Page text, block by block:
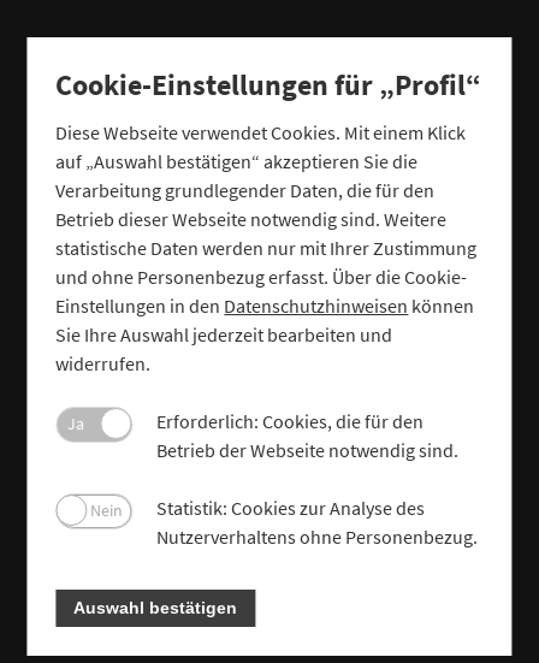
Cookie-Einstellungen für „Profil“
Diese Webseite verwendet Cookies. Mit einem Klick
auf „Auswahl bestätigen“ akzeptieren Sie die
Verarbeitung grundlegender Daten, die für den
Betrieb dieser Webseite notwendig sind. Weitere
statistische Daten werden nur mit Ihrer Zustimmung
und ohne Personenbezug erfasst. Über die Cookie-
Einstellungen in den Datenschutzhinweisen können
Sie Ihre Auswahl jederzeit bearbeiten und
widerrufen.
Ja
Erforderlich: Cookies, die für den
Betrieb der Webseite notwendig sind.
Nein
Statistik: Cookies zur Analyse des
Nutzerverhaltens ohne Personenbezug.
Auswahl bestätigen